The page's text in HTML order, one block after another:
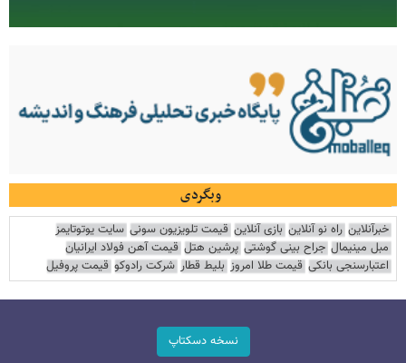
وبگردی
خبرآنلاین راه نو آنلاین بازی آنلاین قیمت تلویزیون سونی سایت یوتوتایمز
مبل مینیمال جراح بینی گوشتی پرشین هتل قیمت آهن فولاد ایرانیان
اعتبارسنجی بانکی قیمت طلا امروز بلیط قطار شرکت رادوکو قیمت پروفیل
نسخه دسکتاپ